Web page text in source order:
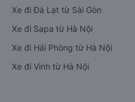
Xe đi Đà Lạt từ Sài Gòn
Xe đi Sapa từ Hà Nội
Xe đi Hải Phòng từ Hà Nội
Xe đi Vinh từ Hà Nội